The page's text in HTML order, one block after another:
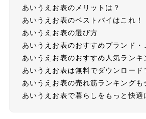
あいうえお表のメリットは？
あいうえお表のベストバイはこれ！
あいうえお表の選び方
あいうえお表のおすすめブランド・
あいうえお表のおすすめ人気ラン
あいうえお表は無料でダウンロード
あいうえお表の売れ筋ランキングも
あいうえお表で暮らしをもっと快適